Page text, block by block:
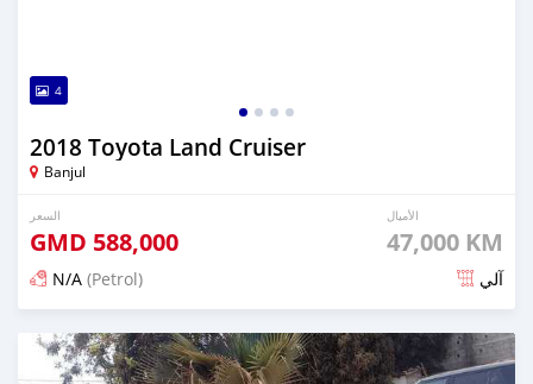
4
2018 Toyota Land Cruiser
Banjul
السعر
GMD 588,000
الأميال
47,000 KM
N/A (Petrol) آلي
تم النشر منذ 19 يوم مضت